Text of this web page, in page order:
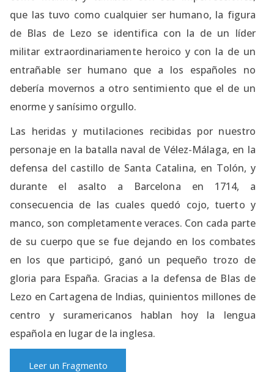
que las tuvo como cualquier ser humano, la figura
de Blas de Lezo se identifica con la de un líder
militar extraordinariamente heroico y con la de un
entrañable ser humano que a los españoles no
debería movernos a otro sentimiento que el de un
enorme y sanísimo orgullo.
Las heridas y mutilaciones recibidas por nuestro
personaje en la batalla naval de Vélez-Málaga, en la
defensa del castillo de Santa Catalina, en Tolón, y
durante el asalto a Barcelona en 1714, a
consecuencia de las cuales quedó cojo, tuerto y
manco, son completamente veraces. Con cada parte
de su cuerpo que se fue dejando en los combates
en los que participó, ganó un pequeño trozo de
gloria para España. Gracias a la defensa de Blas de
Lezo en Cartagena de Indias, quinientos millones de
centro y suramericanos hablan hoy la lengua
española en lugar de la inglesa.
Leer un Fragmento